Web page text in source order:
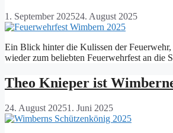
1. September 202524. August 2025
Ein Blick hinter die Kulissen der
wieder zum beliebten Feuerwehrfest an die
Theo Knieper ist
24. August 20251. Juni 2025